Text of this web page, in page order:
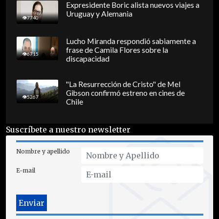
7740
Expresidente Boric alista nuevos viajes a
Uruguay y Alemania
6715
Lucho Miranda respondió sabiamente a
frase de Camila Flores sobre la
discapacidad
5267
"La Resurrección de Cristo" de Mel
Gibson confirmó estreno en cines de
Chile
Suscríbete a nuestro newsletter
Nombre y apellido
E-mail